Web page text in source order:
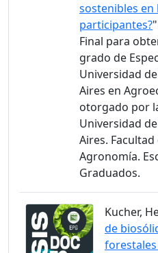
sostenibles en
participantes?
Final para
grado de
Universidad
Aires en
otorgado por
Universidad
Aires. Facultad
Agronomía.
Graduados.
Kucher,
de